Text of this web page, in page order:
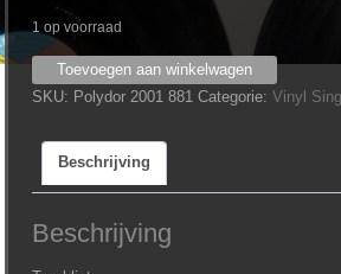
1 op voorraad
Abba
-
Your
Mother
Know
(7")
Toevoegen aan winkelwagen
SKU: Polydor 2001 881 Categorie:Vinyl
Beschrijving
Beschrijving